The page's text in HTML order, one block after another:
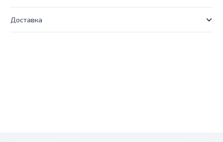
Доставка